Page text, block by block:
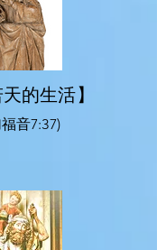
的生活】
音7:37)